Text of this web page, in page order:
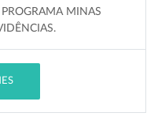
MINAS